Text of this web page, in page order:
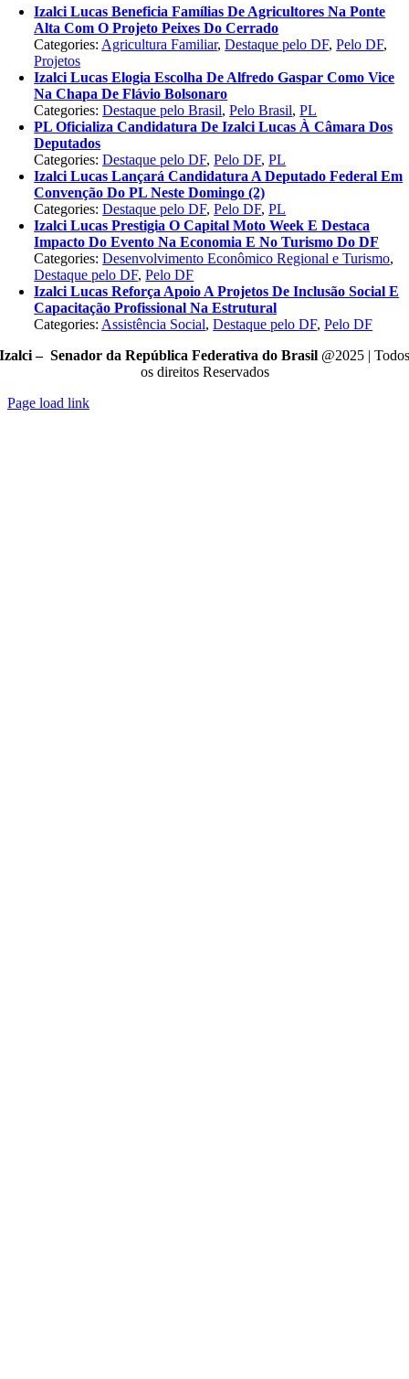
Izalci Lucas Beneficia Famílias De Agricultores Na Ponte
Alta Com O Projeto Peixes Do Cerrado
Categories: Agricultura Familiar,Destaque pelo DF,Pelo DF,
Projetos
Izalci Lucas Elogia Escolha De Alfredo Gaspar Como Vice
Na Chapa De Flávio Bolsonaro
Categories:Destaque pelo Brasil,Pelo Brasil,PL
PL Oficializa Candidatura De Izalci Lucas À Câmara Dos
Deputados
Categories:Destaque pelo DF,Pelo DF,PL
Izalci Lucas Lançará Candidatura A Deputado Federal Em
Convenção Do PL Neste Domingo (2)
Categories:Destaque pelo DF,Pelo DF,PL
Izalci Lucas Prestigia O Capital Moto Week E Destaca
Impacto Do Evento Na Economia E No Turismo Do DF
Categories:Desenvolvimento Econômico Regional e Turismo,
Destaque pelo DF,Pelo DF
Izalci Lucas Reforça Apoio A Projetos De Inclusão Social E
Capacitação Profissional Na Estrutural
Categories: Assistência Social,Destaque pelo DF,Pelo DF
Izalci – Senador da República Federativa do Brasil @2025 | Todos
os direitos Reservados
Page load link